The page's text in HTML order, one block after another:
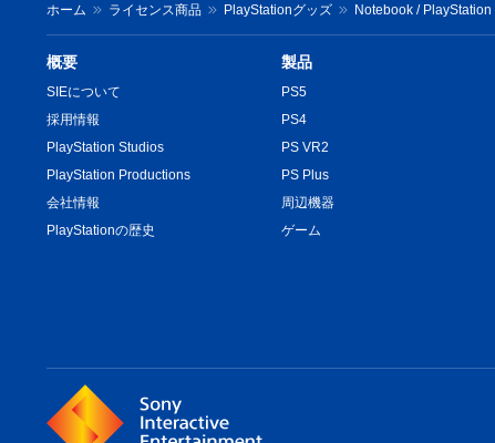
ホーム ライセンス商品 PlayStationグッズ Notebook / PlayStation
概要
SIEについて
採用情報
PlayStation Studios
PlayStation Productions
会社情報
PlayStationの歴史
製品
PS5
PS4
PS VR2
PS Plus
周辺機器
ゲーム